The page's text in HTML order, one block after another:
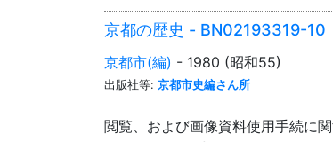
京都の歴史 - BN02193319-10
京都市(編) - 1980 (昭和55)
出版社等: 京都市史編さん所
閲覧、および画像資料使用手続に